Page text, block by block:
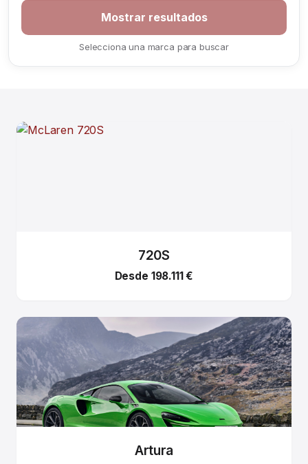
Selecciona una marca para buscar
720S
Desde 198.111 €
Artura